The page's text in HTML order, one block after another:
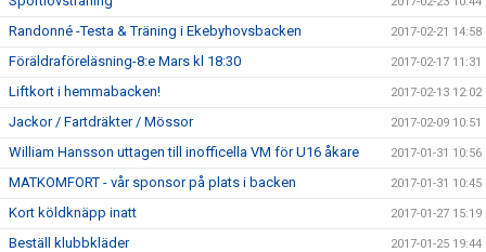
Randonné -Testa & Träning i Ekebyhovsbacken 2017-02-21 14:58
Föräldraföreläsning-8:e Mars kl 18:30 2017-02-17 11:31
Liftkort i hemmabacken! 2017-02-13 12:02
Jackor / Fartdräkter / Mössor 2017-02-09 10:51
William Hansson uttagen till inofficella VM för U16 åkare 2017-01-31 10:56
MATKOMFORT - vår sponsor på plats i backen 2017-01-31 10:45
Kort köldknäpp inatt 2017-01-27 15:19
Beställ klubbkläder 2017-01-25 19:44